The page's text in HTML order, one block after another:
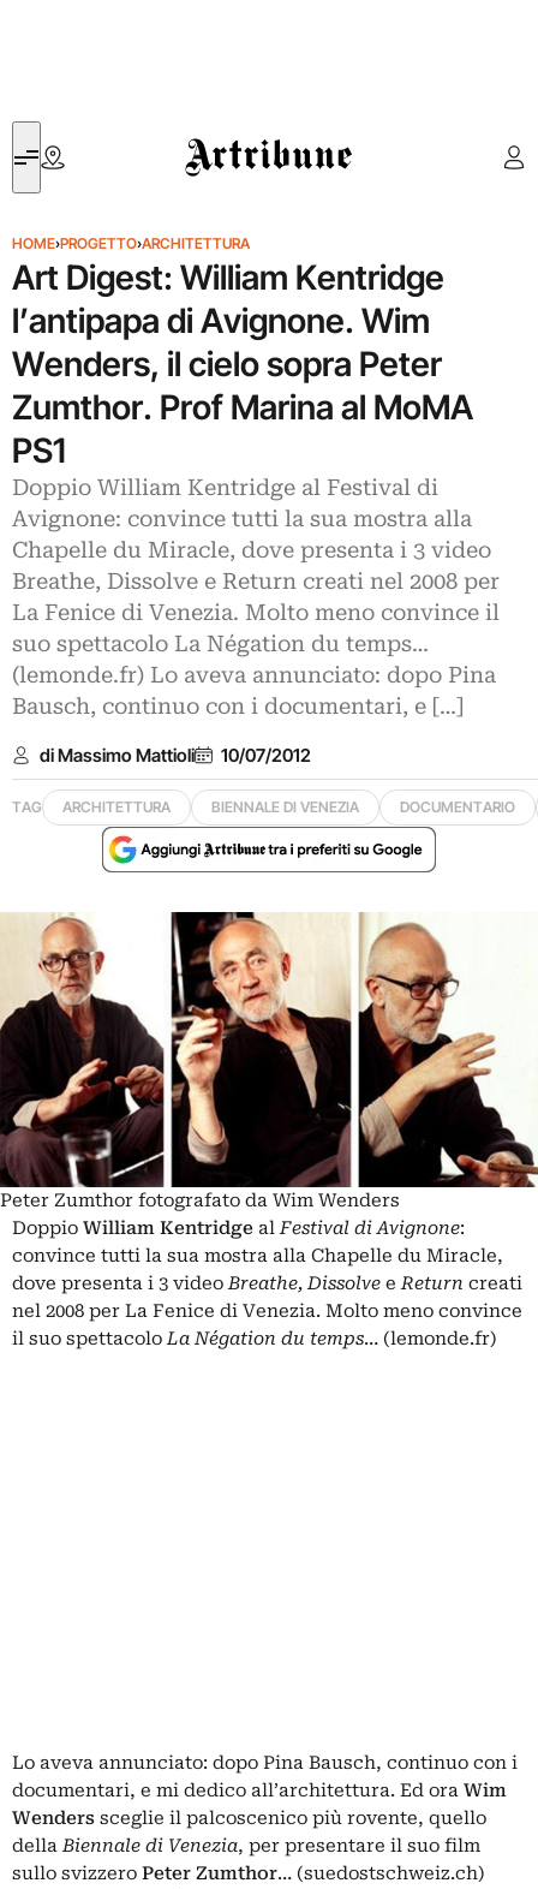
Artribune
HOME›PROGETTO›ARCHITETTURA
Art Digest: William Kentridge
l’antipapa di Avignone. Wim
Wenders, il cielo sopra Peter
Zumthor. Prof Marina al MoMA
PS1
Doppio William Kentridge al Festival di
Avignone: convince tutti la sua mostra alla
Chapelle du Miracle, dove presenta i 3 video
Breathe, Dissolve e Return creati nel 2008 per
La Fenice di Venezia. Molto meno convince il
suo spettacolo La Négation du temps…
(lemonde.fr) Lo aveva annunciato: dopo Pina
Bausch, continuo con i documentari, e […]
di Massimo Mattioli 10/07/2012
TAG ARCHITETTURA BIENNALE DI VENEZIA DOCUMENTARIO
Peter Zumthor fotografato da Wim Wenders
Doppio William Kentridge alFestival di Avignone:
convince tutti la sua mostra alla Chapelle du Miracle,
dove presenta i 3 videoBreathe, Dissolve eReturn creati
nel 2008 per La Fenice di Venezia. Molto meno convince
il suo spettacoloLa Négation du temps… (lemonde.fr)
Lo aveva annunciato: dopo Pina Bausch, continuo con i
documentari, e mi dedico all’architettura. Ed ora Wim
Wenders sceglie il palcoscenico più rovente, quello
dellaBiennale di Venezia, per presentare il suo film
sullo svizzero Peter Zumthor… (suedostschweiz.ch)